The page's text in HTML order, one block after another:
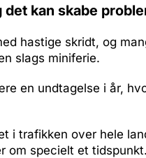
kan skabe
hastige skridt, og
slags miniferie.
en undtagelse i år,
i trafikken over hele
om specielt et tidspunkt.